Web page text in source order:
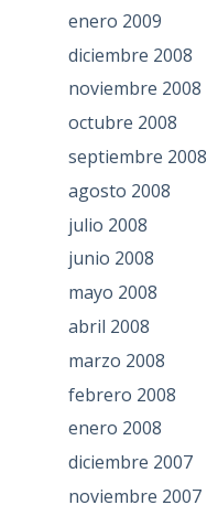
enero 2009
diciembre 2008
noviembre 2008
octubre 2008
septiembre 2008
agosto 2008
julio 2008
junio 2008
mayo 2008
abril 2008
marzo 2008
febrero 2008
enero 2008
diciembre 2007
noviembre 2007